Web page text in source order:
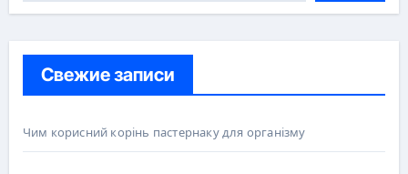
Свежие записи
Чим корисний корінь пастернаку для організму